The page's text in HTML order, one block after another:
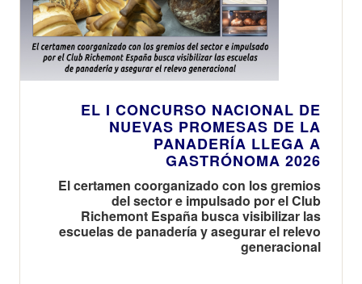
EL I CONCURSO NACIONAL DE
NUEVAS PROMESAS DE LA
PANADERÍA LLEGA A
GASTRÓNOMA 2026
El certamen coorganizado con los gremios
del sector e impulsado por el Club
Richemont España busca visibilizar las
escuelas de panadería y asegurar el relevo
generacional